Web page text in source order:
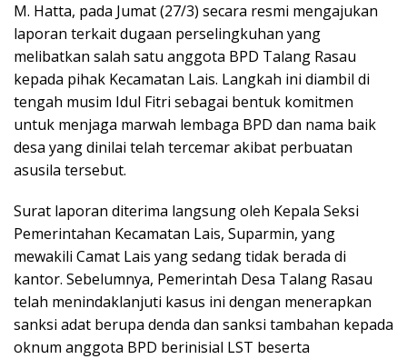
M. Hatta, pada Jumat (27/3) secara resmi mengajukan
laporan terkait dugaan perselingkuhan yang
melibatkan salah satu anggota BPD Talang Rasau
kepada pihak Kecamatan Lais. Langkah ini diambil di
tengah musim Idul Fitri sebagai bentuk komitmen
untuk menjaga marwah lembaga BPD dan nama baik
desa yang dinilai telah tercemar akibat perbuatan
asusila tersebut.
Surat laporan diterima langsung oleh Kepala Seksi
Pemerintahan Kecamatan Lais, Suparmin, yang
mewakili Camat Lais yang sedang tidak berada di
kantor. Sebelumnya, Pemerintah Desa Talang Rasau
telah menindaklanjuti kasus ini dengan menerapkan
sanksi adat berupa denda dan sanksi tambahan kepada
oknum anggota BPD berinisial LST beserta